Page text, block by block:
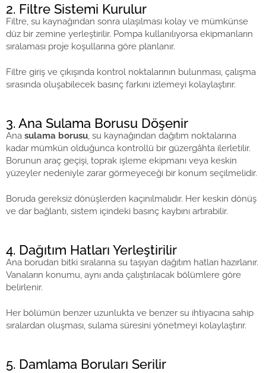
2. Filtre Sistemi Kurulur
Filtre, su kaynağından sonra ulaşılması kolay ve mümkünse
düz bir zemine yerleştirilir. Pompa kullanılıyorsa ekipmanların
sıralaması proje koşullarına göre planlanır.
Filtre giriş ve çıkışında kontrol noktalarının bulunması, çalışma
sırasında oluşabilecek basınç farkını izlemeyi kolaylaştırır.
3. Ana Sulama Borusu Döşenir
Ana sulama borusu, su kaynağından dağıtım noktalarına
kadar mümkün olduğunca kontrollü bir güzergâhta ilerletilir.
Borunun araç geçişi, toprak işleme ekipmanı veya keskin
yüzeyler nedeniyle zarar görmeyeceği bir konum seçilmelidir.
Boruda gereksiz dönüşlerden kaçınılmalıdır. Her keskin dönüş
ve dar bağlantı, sistem içindeki basınç kaybını artırabilir.
4. Dağıtım Hatları Yerleştirilir
Ana borudan bitki sıralarına su taşıyan dağıtım hatları hazırlanır.
Vanaların konumu, aynı anda çalıştırılacak bölümlere göre
belirlenir.
Her bölümün benzer uzunlukta ve benzer su ihtiyacına sahip
sıralardan oluşması, sulama süresini yönetmeyi kolaylaştırır.
5. Damlama Boruları Serilir